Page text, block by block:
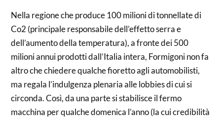
Nella regione che produce 100 milioni di tonnellate di
Co2 (principale responsabile dell’effetto serra e
dell’aumento della temperatura), a fronte dei 500
milioni annui prodotti dall’Italia intera, Formigoni non fa
altro che chiedere qualche fioretto agli automobilisti,
ma regala l’indulgenza plenaria alle lobbies di cui si
circonda. Così, da una parte si stabilisce il fermo
macchina per qualche domenica l’anno (la cui credibilità